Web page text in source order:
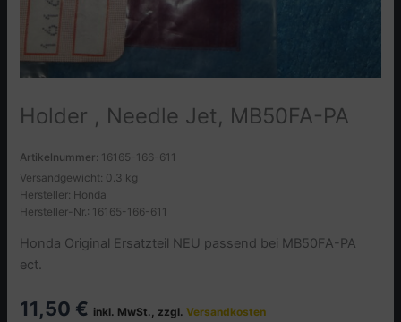
Holder , Needle Jet, MB50FA-PA
Artikelnummer: 16165-166-611
Versandgewicht: 0.3 kg
Hersteller: Honda
Hersteller-Nr.: 16165-166-611
Honda Original Ersatzteil NEU passend bei MB50FA-PA
ect.
11,50 € inkl. MwSt., zzgl.Versandkosten